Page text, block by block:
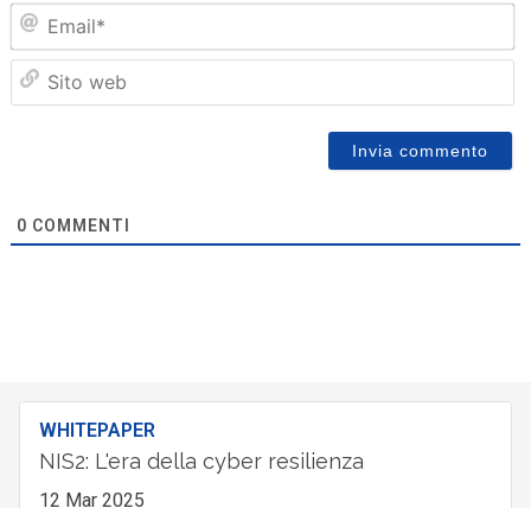
0 COMMENTI
WHITEPAPER
NIS2: L'era della cyber resilienza
12 Mar 2025